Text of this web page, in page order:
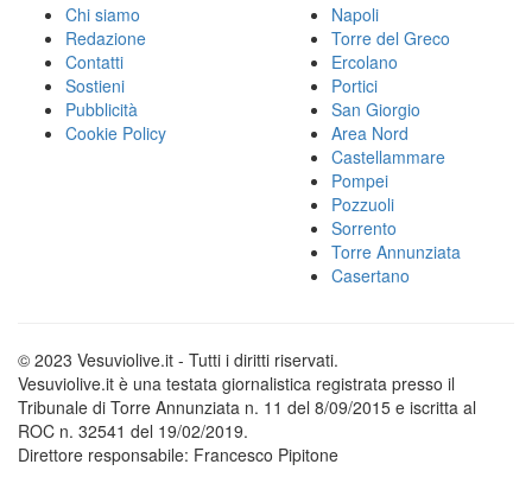
Chi siamo
Redazione
Contatti
Sostieni
Pubblicità
Cookie Policy
Napoli
Torre del Greco
Ercolano
Portici
San Giorgio
Area Nord
Castellammare
Pompei
Pozzuoli
Sorrento
Torre Annunziata
Casertano
© 2023 Vesuviolive.it - Tutti i diritti riservati.
Vesuviolive.it è una testata giornalistica registrata presso il
Tribunale di Torre Annunziata n. 11 del 8/09/2015 e iscritta al
ROC n. 32541 del 19/02/2019.
Direttore responsabile: Francesco Pipitone